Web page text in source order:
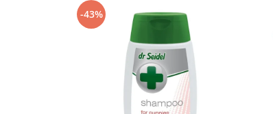
-43%